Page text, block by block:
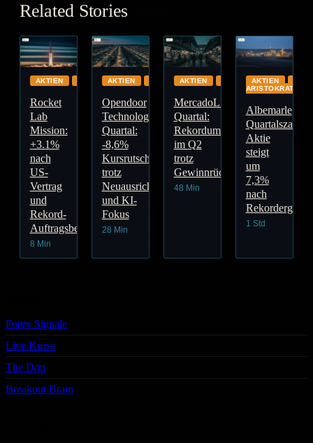
Related Stories
AKTIEN GLOBAL
Rocket
Lab
Mission:
+3.1%
nach
US-
Vertrag
und
Rekord-
Auftragsbestand
8 Min
AKTIEN IMMOBILIEN
Opendoor
Technologies
Quartal:
-8,6%
Kursrutsch
trotz
Neuausrichtung
und KI-
Fokus
28 Min
AKTIEN FINANZEN
MercadoLibre
Quartal:
Rekordumsatz
im Q2
trotz
Gewinnrückgang
48 Min
AKTIEN
ARISTOKRATEN
Albemarle
Aktie
steigt
um
7,3%
nach
1 Std
Forex Signale
Live Kurse
The Don
Breakout Brain